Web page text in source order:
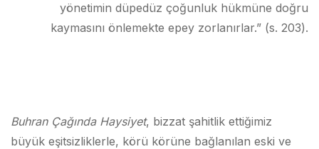
yönetimin düpedüz çoğunluk hükmüne doğru
kaymasını önlemekte epey zorlanırlar.” (s. 203).
Buhran Çağında Haysiyet, bizzat şahitlik ettiğimiz
büyük eşitsizliklerle, körü körüne bağlanılan eski ve